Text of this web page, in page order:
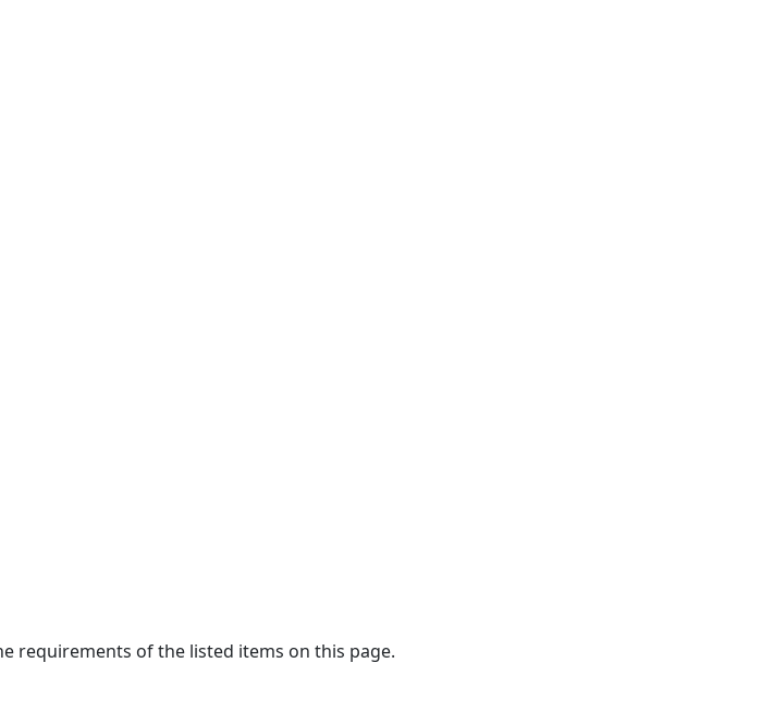
requirements of the listed items on this page.